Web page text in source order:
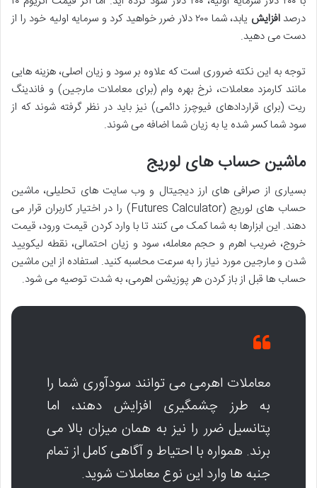
درصدافزایش
یابد، شما ۲۰۰ دلار ضرر خواهید کرد و سرمایه اولیه خود را از
دست می دهید.
توجه به این نکته ضروری است که علاوه بر سود و زیان اصلی، هزینه هایی
مانند کارمزد معاملات، نرخ بهره وام (برای معاملات مارجین) و فاندینگ
ریت (برای قراردادهای فیوچرز دائمی) نیز باید در نظر گرفته شوند که از
سود شما کسر شده یا به زیان شما اضافه می شوند.
ماشین حساب های لوریج
بسیاری از صرافی های ارز دیجیتال و وب سایت های تحلیلی، ماشین
حساب های لوریج (Futures Calculator) را در اختیار کاربران قرار می
دهند. این ابزارها به شما کمک می کنند تا با وارد کردن قیمت ورود، قیمت
خروج، ضریب اهرم و حجم معامله، سود و زیان احتمالی، نقطه لیکویید
شدن و مارجین مورد نیاز را به سرعت محاسبه کنید. استفاده از این ماشین
حساب ها قبل از باز کردن هر پوزیشن اهرمی، به شدت توصیه می شود.
معاملات اهرمی می توانند سودآوری شما را
به طرز چشمگیری افزایش دهند، اما
پتانسیل ضرر را نیز به همان میزان بالا می
برند. همواره با احتیاط و آگاهی کامل از تمام
جنبه ها وارد این نوع معاملات شوید.